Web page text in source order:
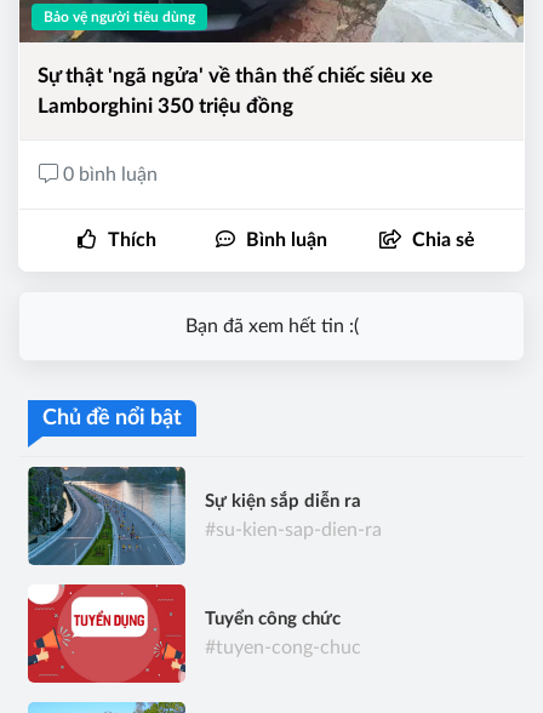
Bảo vệ người tiêu dùng
Sự thật 'ngã ngửa' về thân thế chiếc siêu xe
Lamborghini 350 triệu đồng
0 bình luận
Thích Bình luận Chia sẻ
Bạn đã xem hết tin :(
Chủ đề nổi bật
Sự kiện sắp diễn ra
#su-kien-sap-dien-ra
Tuyển công chức
#tuyen-cong-chuc